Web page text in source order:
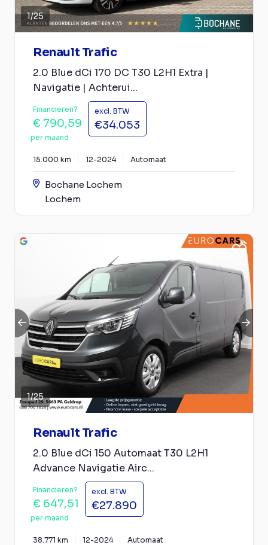
1/25
Renault Trafic
2.0 Blue dCi 170 DC T30 L2H1 Extra |
Navigatie | Achterui...
Financieren?
€ 790,59
per maand
excl. BTW
€34.053
15.000 km 12-2024 Automaat
Bochane Lochem
Lochem
1/25
Renault Trafic
2.0 Blue dCi 150 Automaat T30 L2H1
Advance Navigatie Airc...
Financieren?
€ 647,51
per maand
excl. BTW
€27.890
38.771 km 12-2024 Automaat